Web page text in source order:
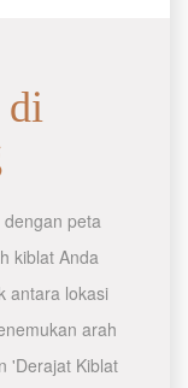
di
dengan peta
kiblat Anda
antara lokasi
arah
'Derajat Kiblat